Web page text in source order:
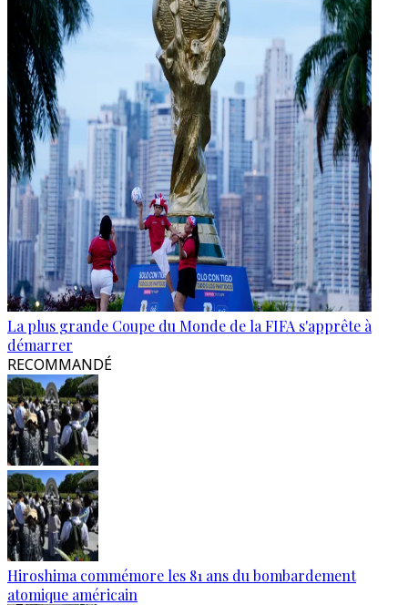
La plus grande Coupe du Monde de la FIFA s'apprête à
démarrer
RECOMMANDÉ
Hiroshima commémore les 81 ans du bombardement
atomique américain